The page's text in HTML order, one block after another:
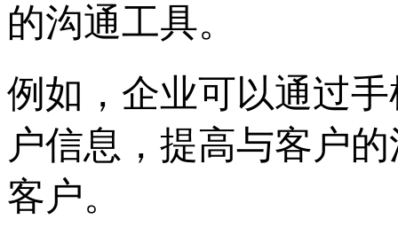
的沟通工具。
例如，企业可以通过
户信息，提高与客户
客户。